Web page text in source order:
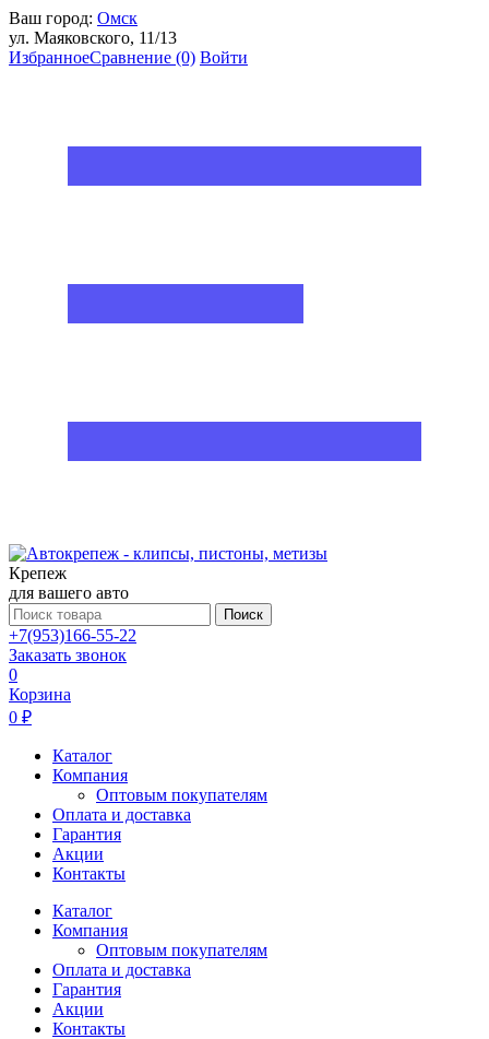
Ваш город: Омск
ул. Маяковского, 11/13
ИзбранноеСравнение (0) Войти
Крепеж
для вашего авто
Поиск
+7(953)166-55-22
Заказать звонок
0
Корзина
0 ₽
Каталог
Компания
Оптовым покупателям
Оплата и доставка
Гарантия
Акции
Контакты
Каталог
Компания
Оптовым покупателям
Оплата и доставка
Гарантия
Акции
Контакты